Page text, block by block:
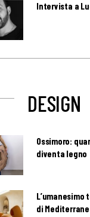
Intervista a
DESIGN
Ossimoro:
diventa legno
L’umanesimo
di